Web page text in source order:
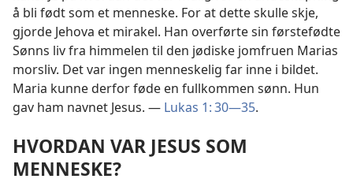
å bli født som et menneske. For at dette skulle skje,
gjorde Jehova et mirakel. Han overførte sin førstefødte
Sønns liv fra himmelen til den jødiske jomfruen Marias
morsliv. Det var ingen menneskelig far inne i bildet.
Maria kunne derfor føde en fullkommen sønn. Hun
gav ham navnet Jesus. — Lukas 1: 30—35.
HVORDAN VAR JESUS SOM
MENNESKE?